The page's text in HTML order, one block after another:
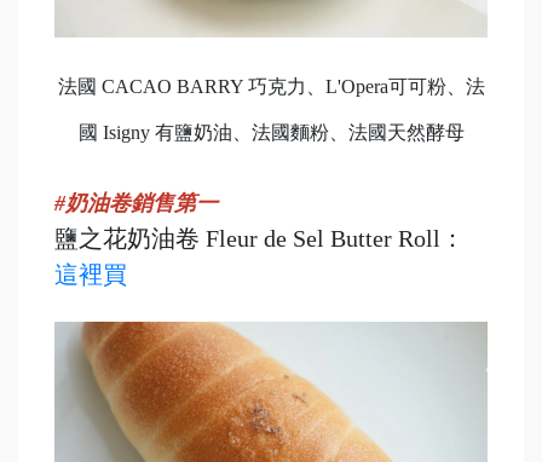
法國 CACAO BARRY 巧克力、L'Opera可可粉、法
國 Isigny 有鹽奶油、法國麵粉、法國天然酵母
#奶油卷銷售第一
鹽之花奶油卷 Fleur de Sel Butter Roll：
這裡買